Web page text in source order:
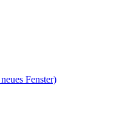
Fenster)